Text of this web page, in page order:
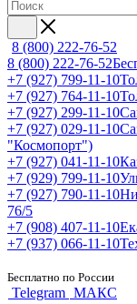
8 (800) 222-76-52
8 (800) 222-76-52
+7 (927) 799-11-10
+7 (927) 764-11-10
+7 (927) 299-11-10
+7 (927) 029-11-10
"Космопорт")
+7 (927) 041-11-10
+7 (929) 799-11-10
+7 (927) 790-11-10
76/5
+7 (908) 407-11-10
+7 (937) 066-11-10
Бесплатно по России
Telegram МАКС